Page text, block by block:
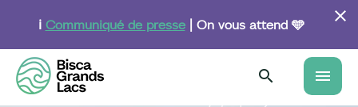
principal
ℹ️ Communiqué de presse| On vous attend 🩵
menu